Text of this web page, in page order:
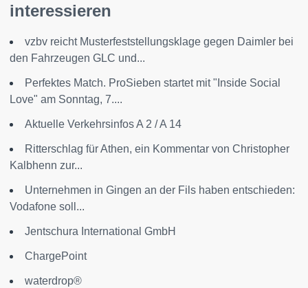
interessieren
vzbv reicht Musterfeststellungsklage gegen Daimler bei
den Fahrzeugen GLC und...
Perfektes Match. ProSieben startet mit "Inside Social
Love" am Sonntag, 7....
Aktuelle Verkehrsinfos A 2 / A 14
Ritterschlag für Athen, ein Kommentar von Christopher
Kalbhenn zur...
Unternehmen in Gingen an der Fils haben entschieden:
Vodafone soll...
Jentschura International GmbH
ChargePoint
waterdrop®